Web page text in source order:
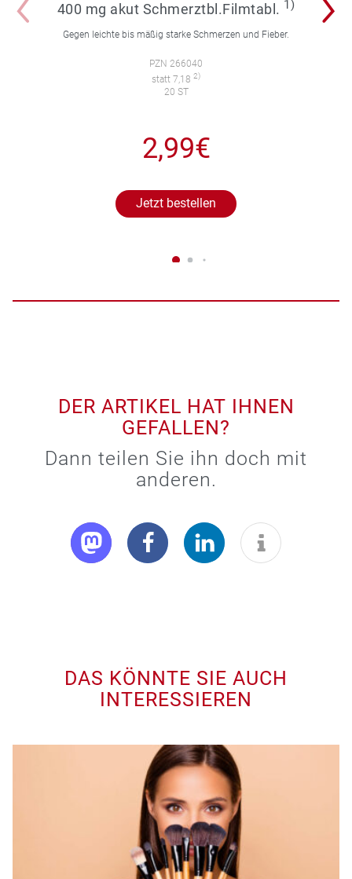
400 mg akut Schmerztbl.Filmtabl. 1)
Gegen leichte bis mäßig starke Schmerzen und Fieber.
PZN 266040
statt 7,18 2)
20 ST
2,99€
Jetzt bestellen
DER ARTIKEL HAT IHNEN
GEFALLEN?
Dann teilen Sie ihn doch mit
anderen.
DAS KÖNNTE SIE AUCH
INTERESSIEREN